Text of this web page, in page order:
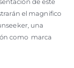
el magnifico
una
como marca